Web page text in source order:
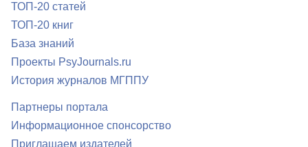
ТОП-20 статей
ТОП-20 книг
База знаний
Проекты PsyJournals.ru
История журналов МГППУ
Партнеры портала
Информационное спонсорство
Приглашаем издателей